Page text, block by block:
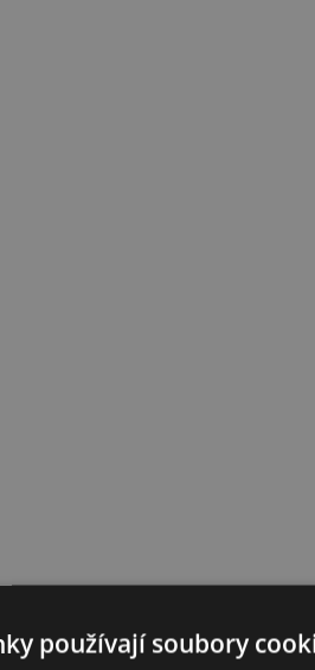
používají soubory